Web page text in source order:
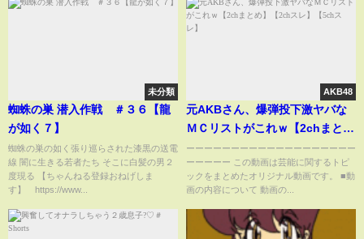
未分類
蜘蛛の巣 潜入作戦 ＃３６【龍
が如く７】
蜘蛛の巣の如く張り巡らされた漆黒の送電
線 闇に生きる若者たち そこに白髪の男２
度現る 【ちゃんねる登録おねげしま
す】 https://www...
AKB48
元AKBさん、爆弾投下激ヤバな
ＭＣリストがこれｗ【2chまと
め】【2chスレ】【5chスレ】
ーーーーーーーーーーーーーーーーーーー
ーーーーー この動画は芸能に関するトピ
ックをまとめたオリジナル動画です。 ■動
画の内容について 動画の...